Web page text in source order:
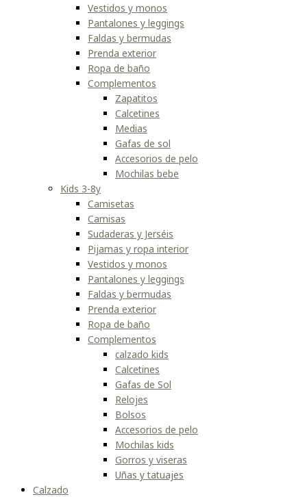
Vestidos y monos
Pantalones y leggings
Faldas y bermudas
Prenda exterior
Ropa de baño
Complementos
Zapatitos
Calcetines
Medias
Gafas de sol
Accesorios de pelo
Mochilas bebe
Kids 3-8y
Camisetas
Camisas
Sudaderas y Jerséis
Pijamas y ropa interior
Vestidos y monos
Pantalones y leggings
Faldas y bermudas
Prenda exterior
Ropa de baño
Complementos
calzado kids
Calcetines
Gafas de Sol
Relojes
Bolsos
Accesorios de pelo
Mochilas kids
Gorros y viseras
Uñas y tatuajes
Calzado